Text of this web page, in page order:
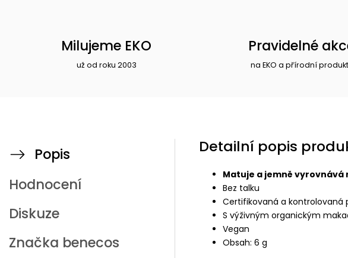
Milujeme EKO
už od roku 2003
Pravidelné
na EKO a přírodní
Popis
Hodnocení
Diskuze
Značka benecos
Detailní popis
Matuje a jemně
Bez talku
Certifikovaná a kontrolovaná
S výživným organickým
Vegan
Obsah: 6 g